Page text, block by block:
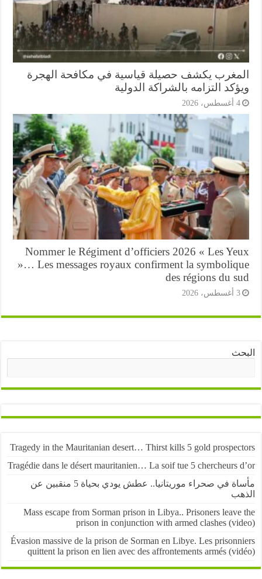
يكشف حصيلة قياسية في مكافحة الهجرة
التزامه بالشراكة الدولية
Nommer le Régiment d’officiers 2026 « Les
»… Les messages royaux confirment la
des régions du
Tragedy in the Mauritanian desert… Thirst kills 5 gold
Tragédie dans le désert mauritanien… La soif tue 5 chercheurs
مأساة في صحراء موريتانيا.. عطش يودي بحياة 5 منقبين عن
Mass escape from Sorman prison in Libya.. Prisoners
prison in conjunction with armed clashes
Évasion massive de la prison de Sorman en Libye. Les
quittent la prison en lien avec des affrontements armés